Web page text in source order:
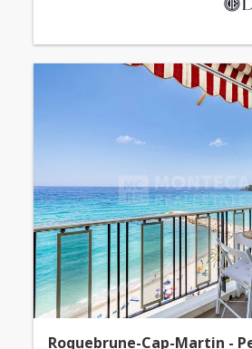
Roquebrune-Cap-Martin -